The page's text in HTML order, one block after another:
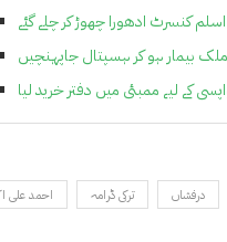
کنسرٹ ادھورا چھوڑ کر چلے گئے
ملک بیمار ہو کر ہسپتال جاپہنچیں
کے لیے ممبئی میں دفتر خرید لیا
احمد علی ترکی ڈرامہ درفشاں